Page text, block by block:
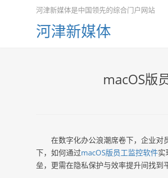
河津新媒体是中国领先的综合门户网站
河津新媒体
macOS版
在数字化办公浪潮席卷下，企业对
下，如何通过macOS版员工监控软件实
垒，更需在隐私保护与效率提升间找到